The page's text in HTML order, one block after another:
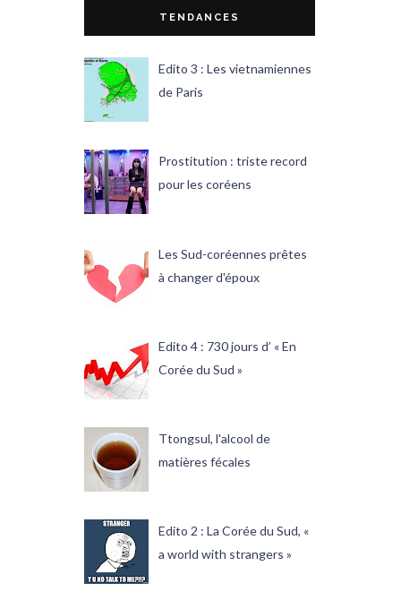
TENDANCES
Edito 3 : Les vietnamiennes
de Paris
Prostitution : triste record
pour les coréens
Les Sud-coréennes prêtes
à changer d'époux
Edito 4 : 730 jours d’ « En
Corée du Sud »
Ttongsul, l'alcool de
matières fécales
Edito 2 : La Corée du Sud, «
a world with strangers »